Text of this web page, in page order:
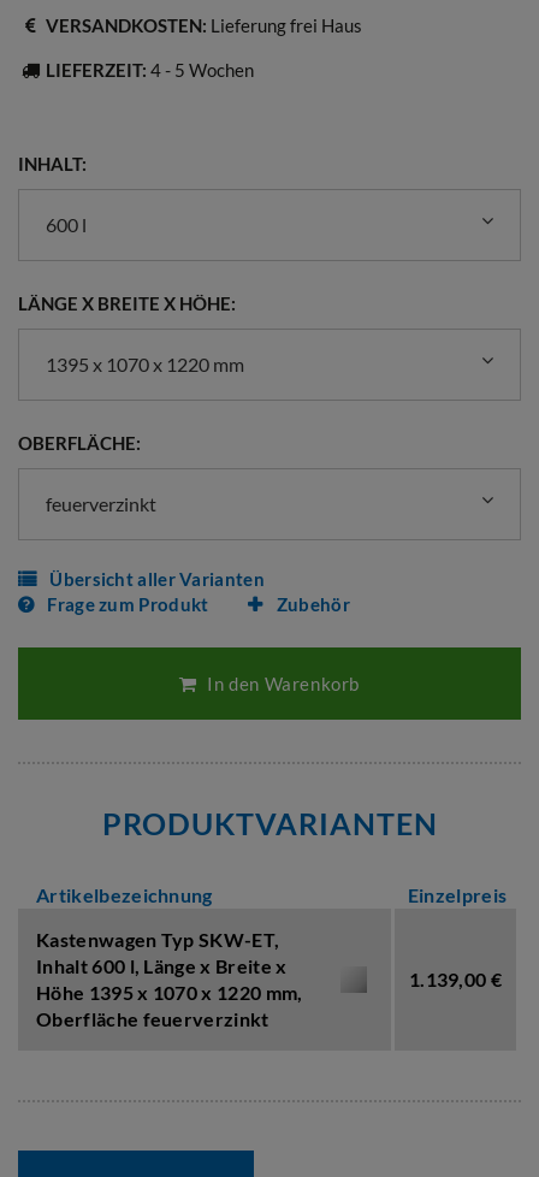
VERSANDKOSTEN: Lieferung frei Haus
LIEFERZEIT: 4 - 5 Wochen
INHALT:
600 l
LÄNGE X BREITE X HÖHE:
1395 x 1070 x 1220 mm
OBERFLÄCHE:
feuerverzinkt
Übersicht aller Varianten
Frage zum Produkt
Zubehör
In den Warenkorb
PRODUKTVARIANTEN
Artikelbezeichnung
Einzelpreis
Kastenwagen Typ SKW-ET,
Inhalt 600 l, Länge x Breite x
Höhe 1395 x 1070 x 1220 mm,
Oberfläche feuerverzinkt
1.139,00 €